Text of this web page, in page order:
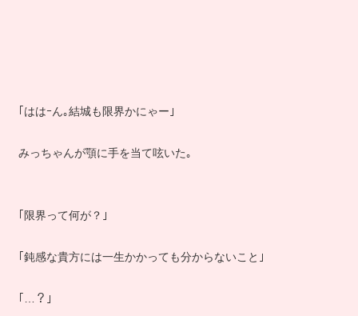
｢ははｰん｡結城も限界かにゃー｣
みっちゃんが顎に手を当て呟いた｡
｢限界って何が？｣
｢鈍感な貴方には一生かかっても分からないこと｣
｢…？｣